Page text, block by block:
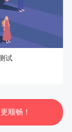
试
顺畅！